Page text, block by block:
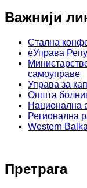
Важнији
Стална
еУправа
самоуправе
Управа за
Општа
Национална
Регионална
Western
Претрага